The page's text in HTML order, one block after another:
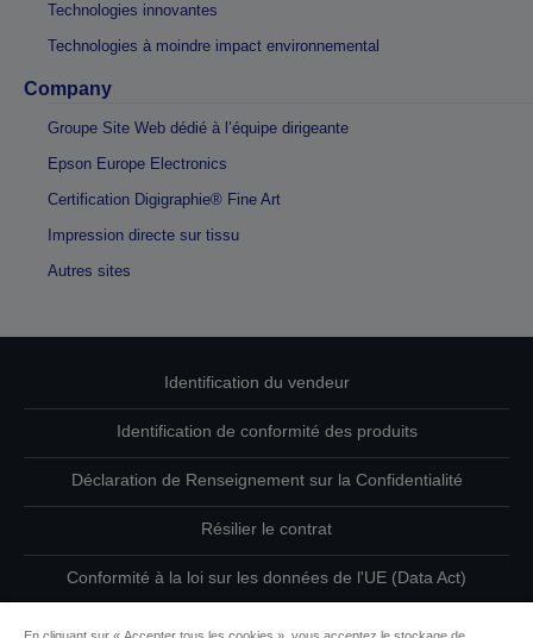
Technologies innovantes
Technologies à moindre impact environnemental
Company
Groupe Site Web dédié à l’équipe dirigeante
Epson Europe Electronics
Certification Digigraphie® Fine Art
Impression directe sur tissu
Autres sites
Identification du vendeur
Identification de conformité des produits
Déclaration de Renseignement sur la Confidentialité
Résilier le contrat
Conformité à la loi sur les données de l'UE (Data Act)